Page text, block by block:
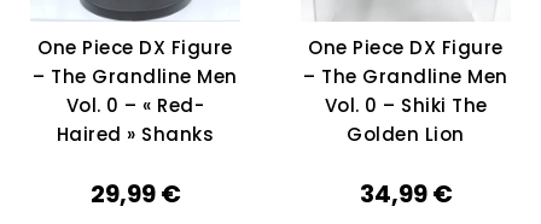
One Piece DX Figure
– The Grandline Men
Vol. 0 – « Red-
Haired » Shanks
29,99€
One Piece DX Figure
– The Grandline Men
Vol. 0 – Shiki The
Golden Lion
34,99€